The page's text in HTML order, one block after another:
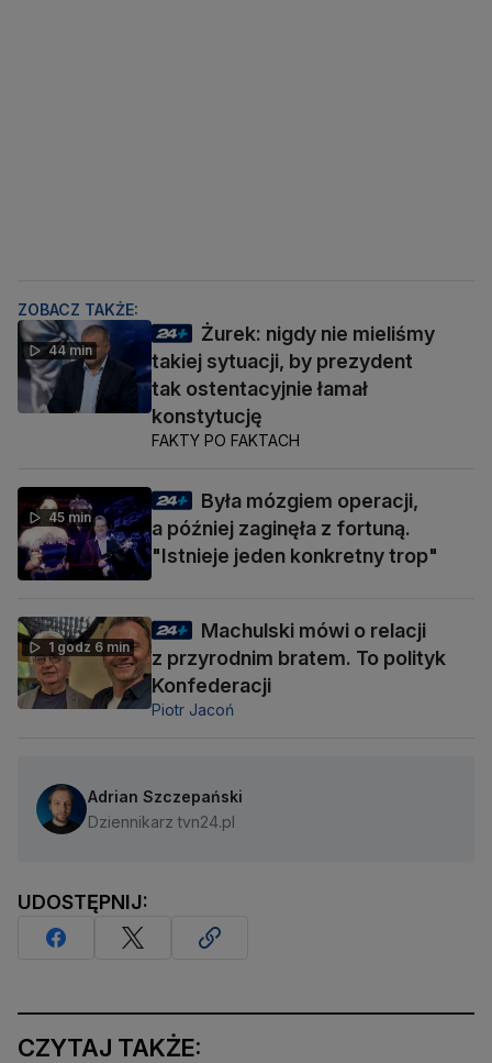
ZOBACZ TAKŻE:
44 min
Żurek: nigdy nie mieliśmy
takiej sytuacji, by prezydent
tak ostentacyjnie łamał
konstytucję
FAKTY PO FAKTACH
45 min
Była mózgiem operacji,
a później zaginęła z fortuną.
"Istnieje jeden konkretny trop"
1 godz 6 min
Machulski mówi o relacji
z przyrodnim bratem. To polityk
Konfederacji
Piotr Jacoń
Adrian Szczepański
Dziennikarz tvn24.pl
UDOSTĘPNIJ:
CZYTAJ TAKŻE: